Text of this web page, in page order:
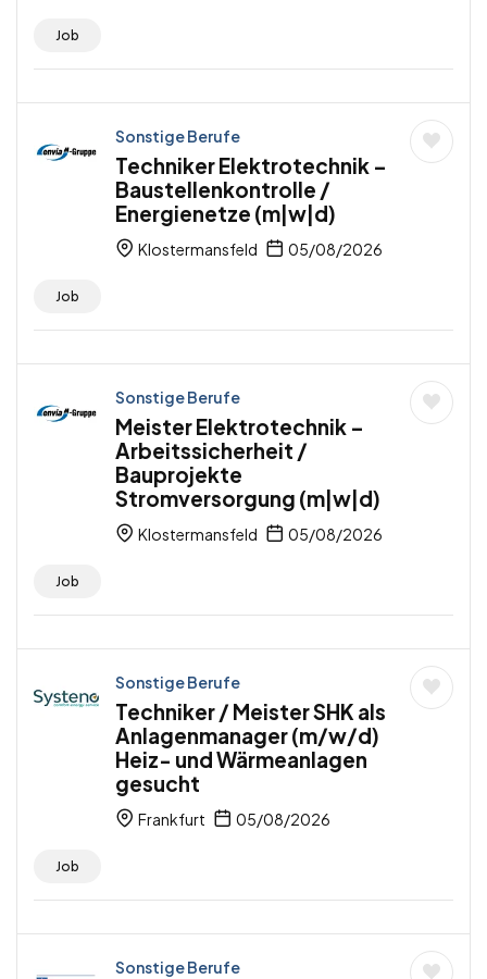
Job
Sonstige Berufe
Techniker Elektrotechnik –
Baustellenkontrolle /
Energienetze (m|w|d)
Klostermansfeld 05/08/2026
Job
Sonstige Berufe
Meister Elektrotechnik –
Arbeitssicherheit /
Bauprojekte
Stromversorgung (m|w|d)
Klostermansfeld 05/08/2026
Job
Sonstige Berufe
Techniker / Meister SHK als
Anlagenmanager (m/w/d)
Heiz- und Wärmeanlagen
gesucht
Frankfurt 05/08/2026
Job
Sonstige Berufe